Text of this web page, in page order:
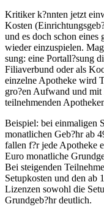
Kritiker k?nnten jetzt
Kosten
und es doch schon
wieder einzuspielen.
sung: eine Portall?sung
Filiaverbund oder als
einzelne Apotheke wird
gro?en Aufwand und
teilnehmenden
Beispiel: bei einmaligen
monatlichen Geb?hr ab
fallen f?r jede Apotheke
Euro monatliche
Bei steigenden
Setupkosten und den
Lizenzen sowohl die
Grundgeb?hr deutlich.